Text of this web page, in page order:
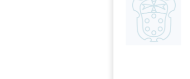
pane